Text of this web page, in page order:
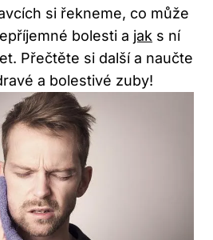
si řekneme, co ‍může‌
bolesti a jak ⁣ s ‍ní
Přečtěte si další a naučte
a bolestivé zuby!